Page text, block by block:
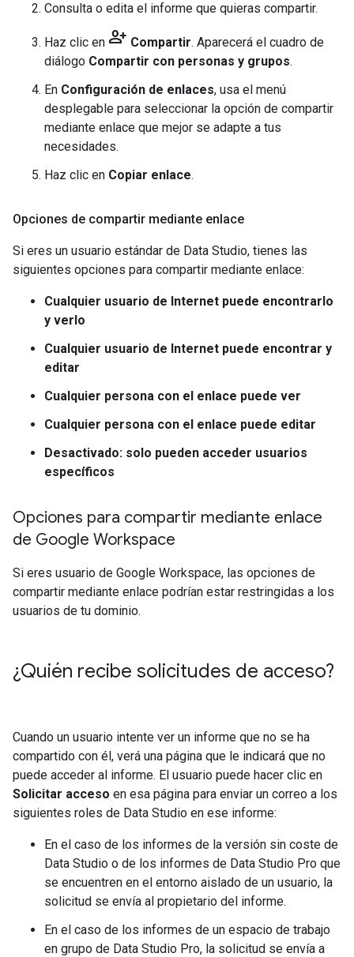
Consulta o edita el informe que quieras compartir.
Haz clic en person_add Compartir. Aparecerá el cuadro de
diálogo Compartir con personas y grupos.
En Configuración de enlaces, usa el menú
desplegable para seleccionar la opción de compartir
mediante enlace que mejor se adapte a tus
necesidades.
Haz clic en Copiar enlace.
Opciones de compartir mediante enlace
Si eres un usuario estándar de Data Studio, tienes las
siguientes opciones para compartir mediante enlace:
Cualquier usuario de Internet puede encontrarlo
y verlo
Cualquier usuario de Internet puede encontrar y
editar
Cualquier persona con el enlace puede ver
Cualquier persona con el enlace puede editar
Desactivado: solo pueden acceder usuarios
específicos
Opciones para compartir mediante enlace
de Google Workspace
Si eres usuario de Google Workspace, las opciones de
compartir mediante enlace podrían estar restringidas a los
usuarios de tu dominio.
¿Quién recibe solicitudes de acceso?
Cuando un usuario intente ver un informe que no se ha
compartido con él, verá una página que le indicará que no
puede acceder al informe. El usuario puede hacer clic en
Solicitar acceso en esa página para enviar un correo a los
siguientes roles de Data Studio en ese informe:
En el caso de los informes de la versión sin coste de
Data Studio o de los informes de Data Studio Pro que
se encuentren en el entorno aislado de un usuario, la
solicitud se envía al propietario del informe.
En el caso de los informes de un espacio de trabajo
en grupo de Data Studio Pro, la solicitud se envía a